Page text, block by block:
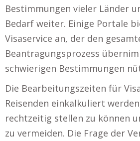
Bestimmungen vieler Länder
Bedarf weiter. Einige Portale
Visaservice an, der den
Beantragungsprozess
schwierigen Bestimmungen
Die Bearbeitungszeiten für
Reisenden einkalkuliert
rechtzeitig stellen zu können
zu vermeiden. Die Frage der